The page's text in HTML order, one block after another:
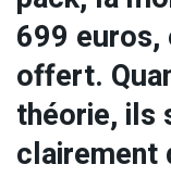
699
offert.
théorie, ils
clairement